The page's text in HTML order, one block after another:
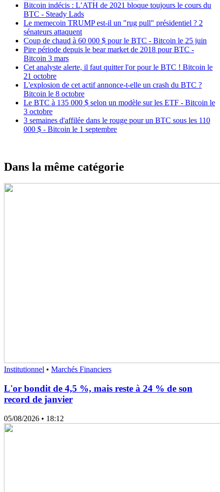
Bitcoin indécis : L’ATH de 2021 bloque toujours le cours du
BTC - Steady Lads
Le memecoin TRUMP est-il un "rug pull" présidentiel ? 2
sénateurs attaquent
Coup de chaud à 60 000 $ pour le BTC - Bitcoin le 25 juin
Pire période depuis le bear market de 2018 pour BTC -
Bitcoin 3 mars
Cet analyste alerte, il faut quitter l'or pour le BTC ! Bitcoin le
21 octobre
L'explosion de cet actif annonce-t-elle un crash du BTC ?
Bitcoin le 8 octobre
Le BTC à 135 000 $ selon un modèle sur les ETF - Bitcoin le
3 octobre
3 semaines d'affilée dans le rouge pour un BTC sous les 110
000 $ - Bitcoin le 1 septembre
Dans la même catégorie
Institutionnel • Marchés Financiers
L'or bondit de 4,5 %, mais reste à 24 % de son
record de janvier
05/08/2026 • 18:12